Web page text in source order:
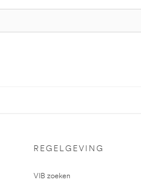
REGELGEVING
VIB zoeken